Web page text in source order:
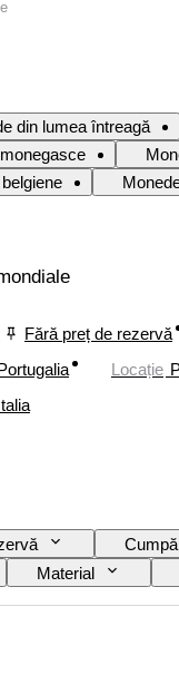
din lumea întreagă
Fără preț de rezervă
Locație
Material